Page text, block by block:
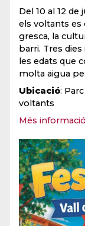
Del 10 al 12 de
els voltants es
gresca, la
barri. Tres
les edats que
molta aigua
Ubicació:
voltants
Més